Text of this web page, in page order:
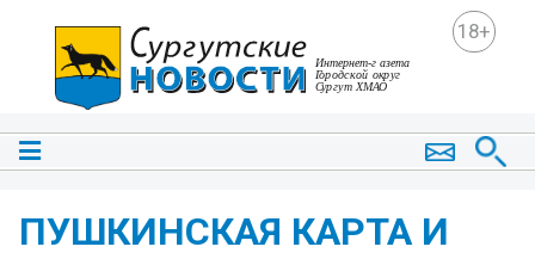
18+
ПУШКИНСКАЯ КАРТА И